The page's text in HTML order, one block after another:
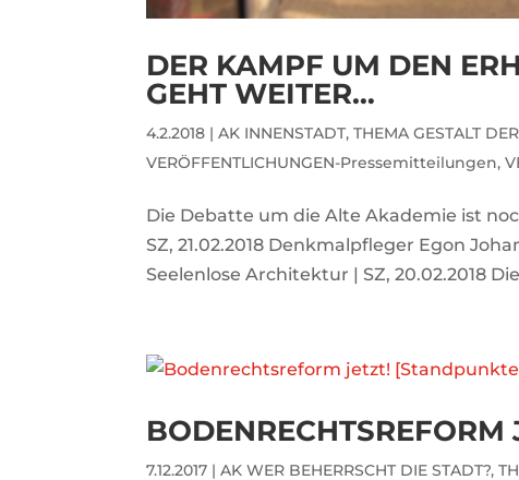
DER KAMPF UM DEN
GEHT WEITER…
4.2.2018 |AK INNENSTADT,THEMA GESTALT
VERÖFFENTLICHUNGEN-Pressemitteilungen,
Die Debatte um die Alte Akademie ist
SZ, 21.02.2018 Denkmalpfleger Egon
Seelenlose Architektur | SZ, 20.02.2018
7.12.2017 |AK WER BEHERRSCHT DIE STADT?,